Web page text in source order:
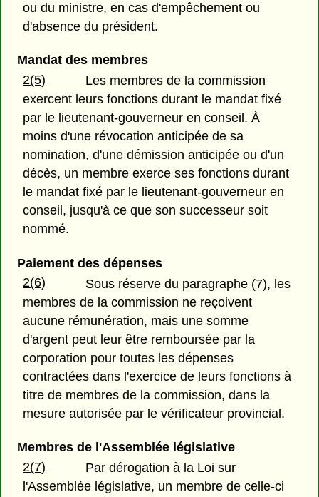
ou du ministre, en cas d'empêchement ou
d'absence du président.
Mandat des membres
2(5)
Les membres de la commission
exercent leurs fonctions durant le mandat fixé
par le lieutenant-gouverneur en conseil. À
moins d'une révocation anticipée de sa
nomination, d'une démission anticipée ou d'un
décès, un membre exerce ses fonctions durant
le mandat fixé par le lieutenant-gouverneur en
conseil, jusqu'à ce que son successeur soit
nommé.
Paiement des dépenses
2(6)
Sous réserve du paragraphe (7), les
membres de la commission ne reçoivent
aucune rémunération, mais une somme
d'argent peut leur être remboursée par la
corporation pour toutes les dépenses
contractées dans l'exercice de leurs fonctions à
titre de membres de la commission, dans la
mesure autorisée par le vérificateur provincial.
Membres de l'Assemblée législative
2(7)
Par dérogation à la Loi sur
l'Assemblée législative, un membre de celle-ci